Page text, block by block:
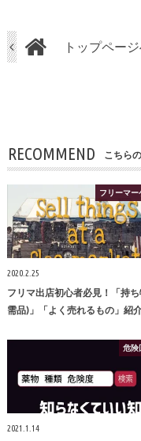
トップペー
RECOMMEND こちら
フリーマー
2020.2.25
フリマ出店初心者必見！「持
需品)」「よく売れるもの」紹
危険
2021.1.14